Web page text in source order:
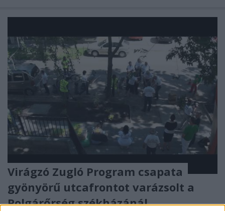
Virágzó Zugló Program csapata
gyönyörű utcafrontot varázsolt a
Polgárőrség székházánál